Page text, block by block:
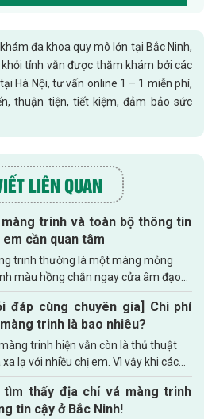
đa khoa quy mô lớn tại Bắc Ninh,
tỉnh vẫn được thăm khám bởi các
Hà Nội, tư vấn online 1 – 1 miễn phí,
thuận tiện, tiết kiệm, đảm bảo sức
LIÊN QUAN
màng trinh và toàn bộ thông tin
em cần quan tâm
trinh thường là một màng mỏng
màu hồng chắn ngay cửa âm đạo
nữ và có ý nghĩa quan trọng đối với
nữ. Mặc dù hiện nay khái niệm trinh
thay đổi khá nhiều...
đáp cùng chuyên gia] Chi phí
trinh là bao nhiêu?
trinh hiện vẫn còn là thủ thuật
xa lạ với nhiều chị em. Vì vậy khi các
có quyết định thực hiện thủ thuật
nhiều chị em thường băn khoăn
biết chi phí...
tìm thấy địa chỉ vá màng trinh
tin cậy ở Bắc Ninh!